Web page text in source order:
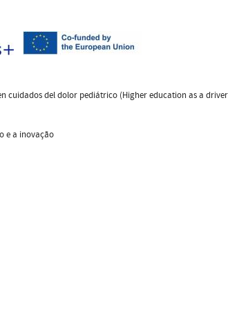
cuidados del dolor pediátrico (Higher education as a driver
e a inovação